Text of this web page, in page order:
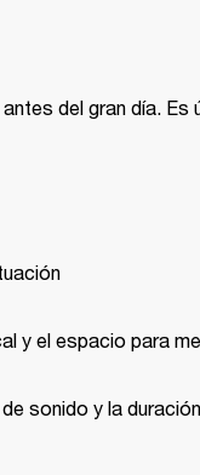
del gran día. Es
y el espacio para
sonido y la